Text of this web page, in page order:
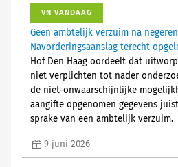
VN VANDAAG
Geen ambtelijk verzuim na
Navorderingsaanslag terecht
Hof Den Haag oordeelt dat
niet verplichten tot nader
de niet-onwaarschijnlijke
aangifte opgenomen gegevens
sprake van een ambtelijk verzuim.
9 juni 2026